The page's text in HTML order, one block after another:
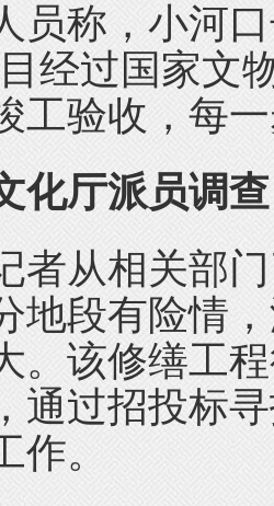
称，小河口
经过国家文
工验收，每
化厅派员调查
从相关部门
地段有险情
。该修缮工
通过招投标
。